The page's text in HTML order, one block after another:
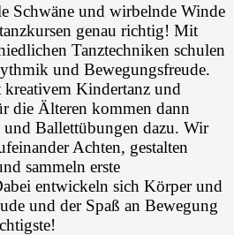
Schwäne und wirbelnde Winde
genau richtig! Mit
Tanztechniken schulen
und Bewegungsfreude.
Kindertanz und
die Älteren kommen dann
und Ballettübungen dazu. Wir
Achten, gestalten
sammeln erste
entwickeln sich Körper und
und der Spaß an Bewegung